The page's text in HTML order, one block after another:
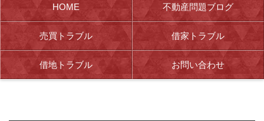
HOME 不動産問題ブログ
売買トラブル 借家トラブル
借地トラブル お問い合わせ